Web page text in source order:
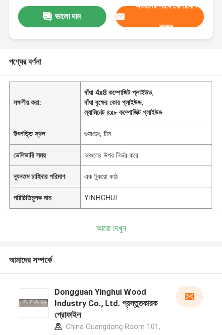
ভালো দাম
আমাদের সাথে যোগাযোগ
করুন
পণ্যের বর্ণনা
লক্ষণীয় করা:
বাঁধা 4x8 কম্পোজিট প্লাইউড,
বাঁধা বৃক্ষের কোর প্লাইউড,
ল্যামিনেট ৪x৮ কম্পোজিট প্লাইউড
উৎপত্তি স্থল গুয়াংডং, চীন
ডেলিভারি সময় অঞ্চলের উপর নির্ভর করে
ন্যূনতম চাহিদার পরিমাণ এক টুকরো কাঠ
পরিচিতিমুলক নাম YINHGHUI
আরো দেখুন
আমাদের সম্পর্কে
Dongguan Yinghui Wood
Industry Co., Ltd. প্রস্তুতকারক
প্রোফাইল
China Guangdong Room 101,